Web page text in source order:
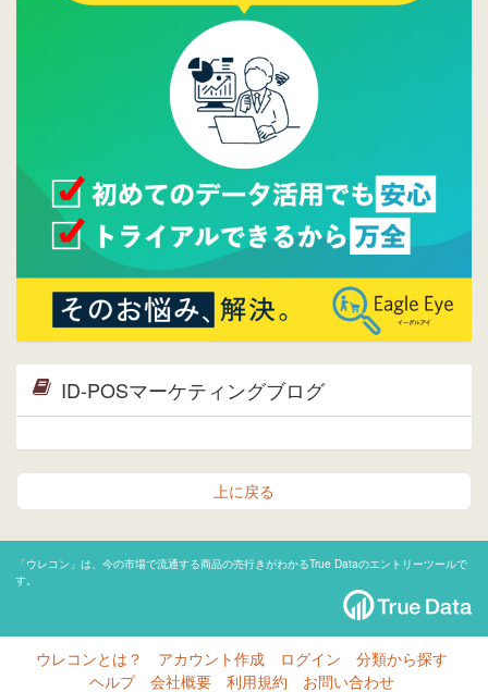
2015/09/28
ウレコンが機能拡充し、サイトリニューアル
しました。⇒
ウレコンFacebook
Facebookページを開設しました。詳細は
ら。
ウレコンサイトリリースしました。
ID-POSマーケティングブログ
上に戻る
「ウレコン」は、今の市場で流通する商品の売行きがわかるTrue Dataのエントリーツールで
す。
ウレコンとは？ アカウント作成 ログイン
分類から探す
ヘルプ
会社概要 利用規約 お問い合わせ